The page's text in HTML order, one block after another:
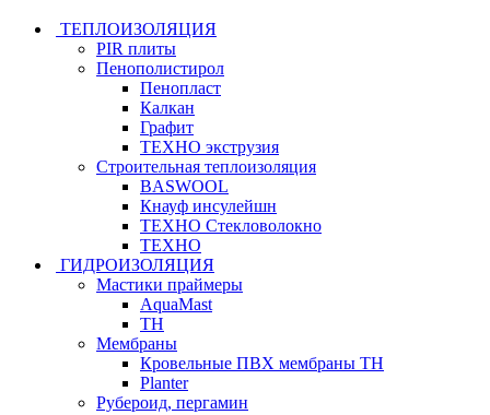
ТЕПЛОИЗОЛЯЦИЯ
PIR плиты
Пенополистирол
Пенопласт
Калкан
Графит
ТЕХНО экструзия
Строительная теплоизоляция
BASWOOL
Кнауф инсулейшн
ТЕХНО Стекловолокно
ТЕХНО
ГИДРОИЗОЛЯЦИЯ
Мастики праймеры
AquaMast
ТН
Мембраны
Кровельные ПВХ мембраны ТН
Planter
Рубероид, пергамин